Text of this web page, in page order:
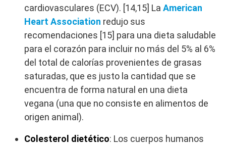
cardiovasculares (ECV). [14,15] La American
Heart Association redujo sus
recomendaciones [15] para una dieta saludable
para el corazón para incluir no más del 5% al 6%
del total de calorías provenientes de grasas
saturadas, que es justo la cantidad que se
encuentra de forma natural en una dieta
vegana (una que no consiste en alimentos de
origen animal).
Colesterol dietético: Los cuerpos humanos